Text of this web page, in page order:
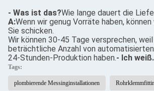
- Was ist das?Wie lange dauert die
A:Wenn wir genug Vorräte haben,
Sie schicken.
Wir können 30-45 Tage versprechen,
beträchtliche Anzahl von
24-Stunden-Produktion haben.- Ich weiß.
Tags:
plombierende Messinginstallationen